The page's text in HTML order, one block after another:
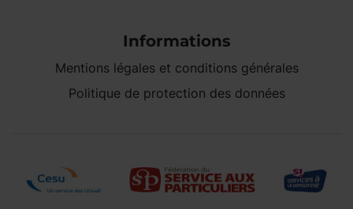
Informations
Mentions légales et conditions générales
Politique de protection des données